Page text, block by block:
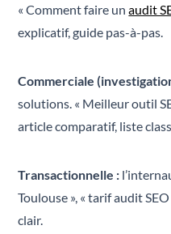
« Comment faire unaudit
explicatif, guide pas-à-pas.
Commerciale
solutions. « Meilleur outil
article comparatif, liste
Transactionnelle :
Toulouse », « tarif audit
clair.